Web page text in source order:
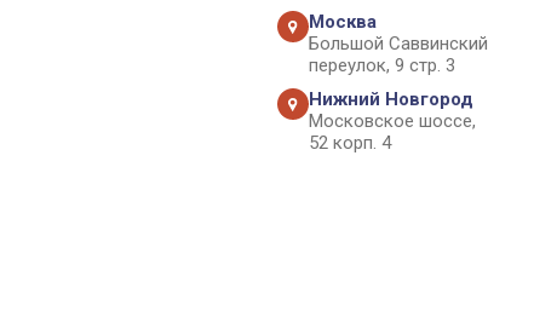
Москва
Большой Саввинский
переулок, 9 стр. 3
Нижний Новгород
Московское шоссе,
52 корп. 4